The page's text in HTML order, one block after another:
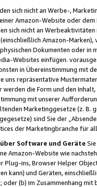
sich nicht an Werbe-,
Amazon-Website oder
sich nicht an
Amazon-
Dokumenten oder in
Websites einfügen.
in Übereinstimmung mit
uns repräsentative
werden die Form und den
mit unserer
Marketinggesetze (z. B.
sind Sie der
der Marketingbranche für
Software und Geräte
Amazon-Website wie
ins, Browser Helper
kann) und Geräten,
oder (b) im Zusammenhang